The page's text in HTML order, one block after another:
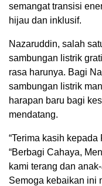
semangat transisi
hijau dan inklusif.
Nazaruddin, salah
sambungan listrik
rasa harunya. Bagi
sambungan listrik
harapan baru bagi
mendatang.
“Terima kasih
“Berbagi Cahaya,
kami terang dan
Semoga kebaikan ini